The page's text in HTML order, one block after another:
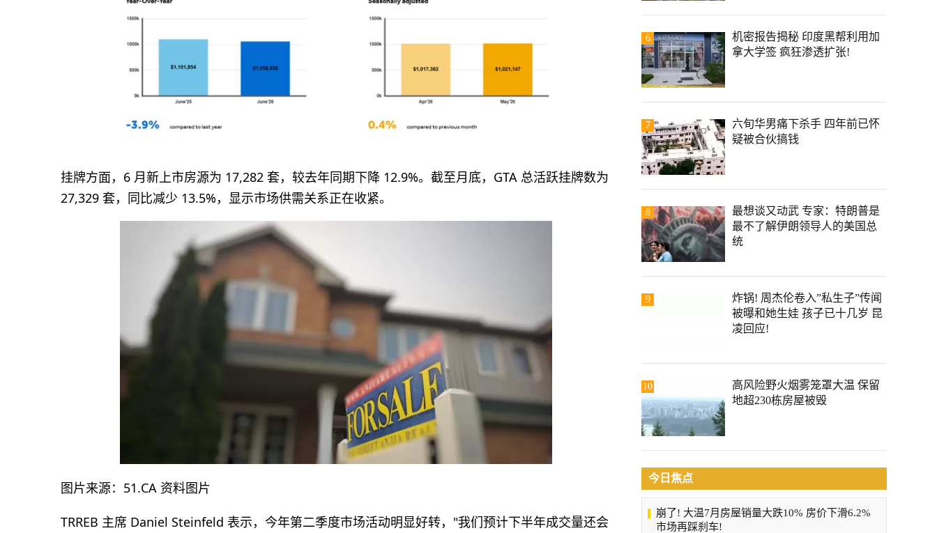
挂牌方面，6 月新上市房源为 17,282 套，较去年同期下降 12.9%。截至月底，GTA 总活跃挂牌数为
27,329 套，同比减少 13.5%，显示市场供需关系正在收紧。
图片来源：51.CA 资料图片
TRREB 主席 Daniel Steinfeld 表示，今年第二季度市场活动明显好转，"我们预计下半年成交量还会
6
机密报告揭秘 印度黑帮利用加
拿大学签 疯狂渗透扩张!
7
六旬华男痛下杀手 四年前已怀
疑被合伙搞钱
8
最想谈又动武 专家：特朗普是
最不了解伊朗领导人的美国总
统
9
炸锅! 周杰伦卷入”私生子”传闻
被曝和她生娃 孩子已十几岁 昆
凌回应!
10
高风险野火烟雾笼罩大温 保留
地超230栋房屋被毁
今日焦点
崩了! 大温7月房屋销量大跌10% 房价下滑6.2%
市场再踩刹车!